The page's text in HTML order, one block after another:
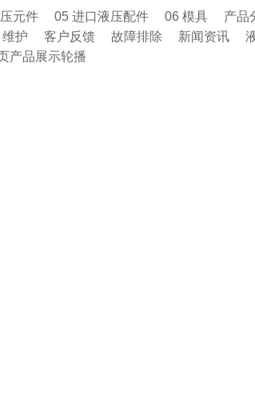
元件 05 进口液压配件 06 模具 产品
护 客户反馈 故障排除 新闻资讯
产品展示轮播